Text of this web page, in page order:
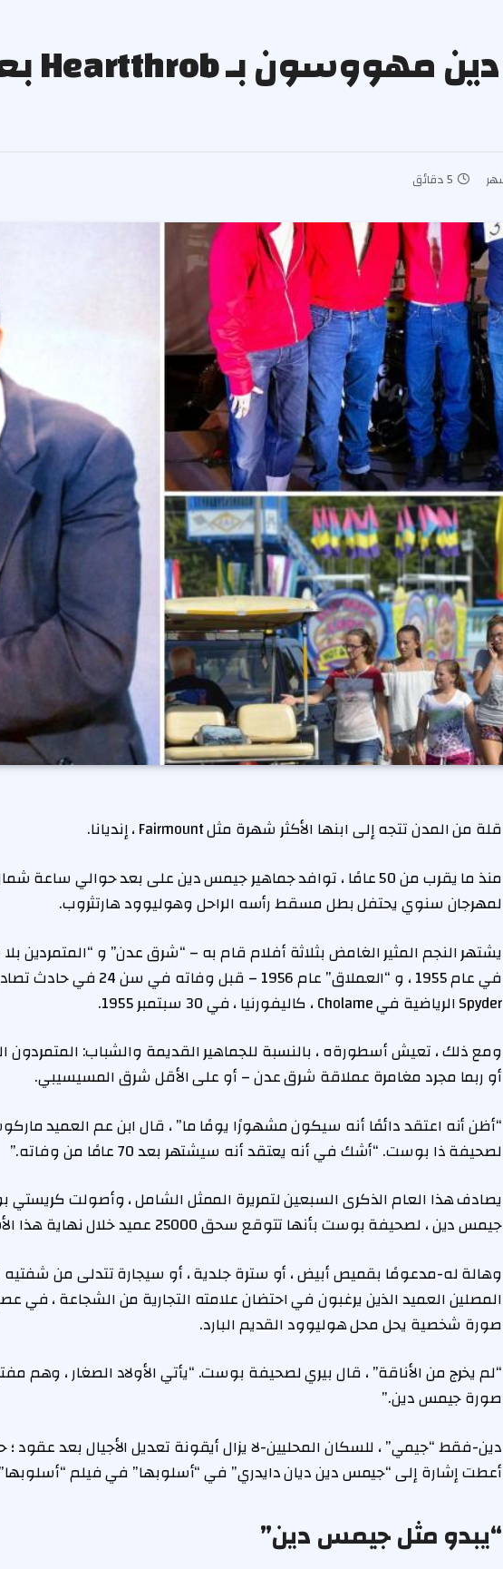
5 دقائق
قلة من المدن تتجه إلى ابنها الأكثر شهرة مثل Fairmount ، إنديانا.
منذ ما يقرب من 50 عامًا ، توافد جماهير جيمس دين على بعد حوالي
لمهرجان سنوي يحتفل بطل مسقط رأسه الراحل وهوليوود هارتثروب.
يشتهر النجم المثير الغامض بثلاثة أفلام قام به – “شرق عدن” و “المتمردين
Spyder الرياضية في Cholame ، كاليفورنيا ، في 30 سبتمبر 1955.
ومع ذلك ، تعيش أسطورةه ، بالنسبة للجماهير القديمة والشباب: المتمردون
أو ربما مجرد مغامرة عملاقة شرق عدن – أو على الأقل شرق المسيسيبي.
لصحيفة ذا بوست. “أشك في أنه يعتقد أنه سيشتهر بعد 70 عامًا من وفاته.”
يصادف هذا العام الذكرى السبعين لتمريرة الممثل الشامل ، وأصولت كريستي
جيمس دين ، لصحيفة بوست بأنها تتوقع سحق 25000 عميد خلال نهاية هذا الأسبوع.
وهالة له-مدعومًا بقميص أبيض ، أو سترة جلدية ، أو سيجارة تتدلى من شفتيه
المصلين العميد الذين يرغبون في احتضان علامته التجارية من الشجاعة ، في
صورة شخصية يحل محل هوليوود القديم البارد.
“لم يخرج من الأناقة” ، قال بيري لصحيفة بوست. “يأتي الأولاد الصغار ، وهم
صورة جيمس دين.”
دين-فقط “جيمي” ، للسكان المحليين-لا يزال أيقونة تعديل الأجيال بعد عقود ؛
أعطت إشارة إلى “جيمس دين ديان دايدري” في “أسلوبها” في فيلم “أسلوبها”
“يبدو مثل جيمس دين”